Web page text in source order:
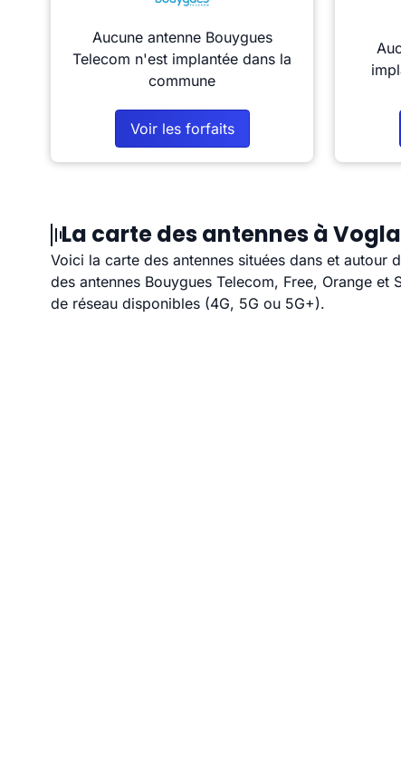
Aucune antenne Bouygues
Telecom n'est implantée dans la
commune
Voir les forfaits
La carte des antennes à
Voici la carte des antennes situées dans et
des antennes Bouygues Telecom, Free, Orange
de réseau disponibles (4G, 5G ou 5G+).